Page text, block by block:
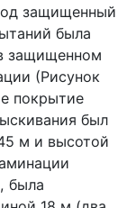
защищенный
была
защищенном
(Рисунок
покрытие
был
м и высотой
была